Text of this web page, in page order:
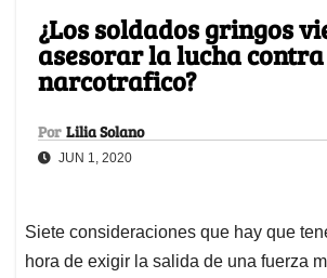
¿Los soldados gringos
asesorar la lucha
narcotrafico?
Por Lilia Solano
JUN 1, 2020
Siete consideraciones que hay que
hora de exigir la salida de una fuerza